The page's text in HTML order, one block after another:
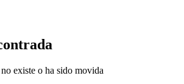
existe o ha sido movida